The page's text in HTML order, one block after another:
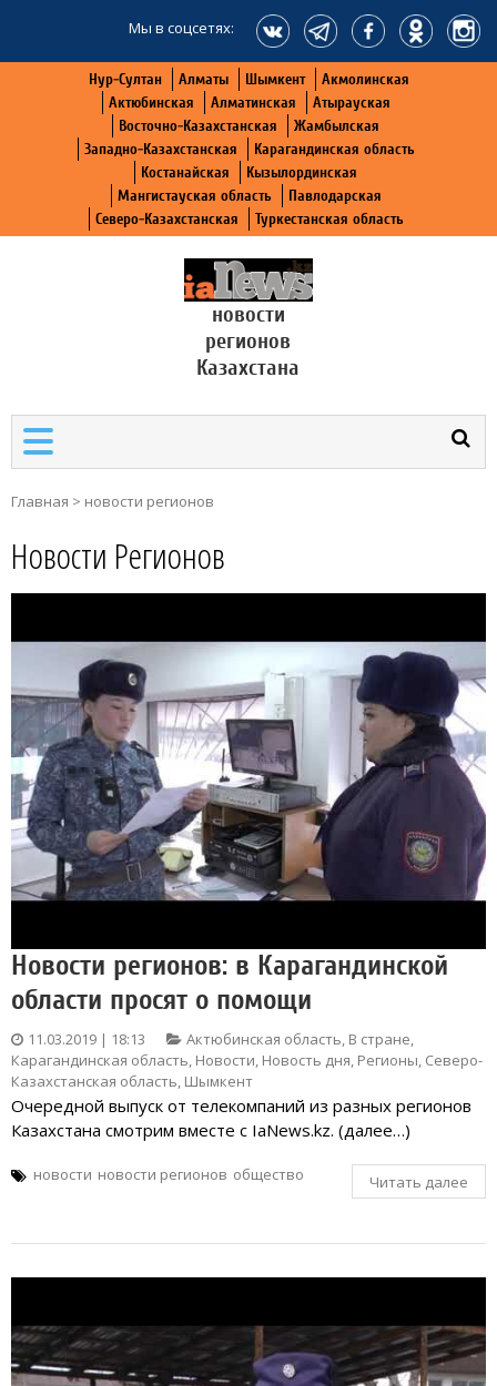
Мы в соцсетях:
Нур-Султан Алматы Шымкент
Акмолинская
Актюбинская
Алматинская
Атырауская
Восточно-Казахстанская
Жамбылская
Западно-Казахстанская
Карагандинская область
Костанайская
Кызылординская
Мангистауская область
Павлодарская
Северо-Казахстанская
Туркестанская область
новости
регионов
Казахстана
Главная > новости регионов
Новости Регионов
Новости регионов: в Карагандинской
области просят о помощи
11.03.2019 | 18:13 Актюбинская область, В стране,
Карагандинская область, Новости, Новость дня, Регионы, Северо-
Казахстанская область, Шымкент
Очередной выпуск от телекомпаний из разных регионов
Казахстана смотрим вместе с IaNews.kz. (далее…)
новости новости регионов общество Читать далее